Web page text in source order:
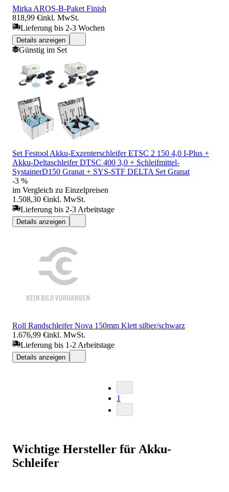
Mirka AROS-B-Paket Finish
818,99 €inkl. MwSt.
Lieferung bis 2-3 Wochen
Details anzeigen
Günstig im Set
Set Festool Akku-Exzenterschleifer ETSC 2 150 4,0 I-Plus +
Akku-Deltaschleifer DTSC 400 3,0 + Schleifmittel-
SystainerD150 Granat + SYS-STF DELTA Set Granat
-3 %
im Vergleich zu Einzelpreisen
1.508,30 €inkl. MwSt.
Lieferung bis 2-3 Arbeitstage
Details anzeigen
Roll Randschleifer Nova 150mm Klett silber/schwarz
1.676,99 €inkl. MwSt.
Lieferung bis 1-2 Arbeitstage
Details anzeigen
1
Wichtige Hersteller für Akku-
Schleifer